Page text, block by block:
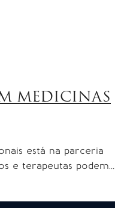
MEDICINAS
está na parceria
e terapeutas podem…